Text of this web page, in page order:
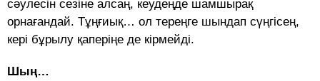
сәулесін сезіне алсаң, кеудеңде шамшырақ
орнағандай. Тұңғиық… ол тереңге шындап сүңгісең,
кері бұрылу қаперіңе де кірмейді.
Шың…